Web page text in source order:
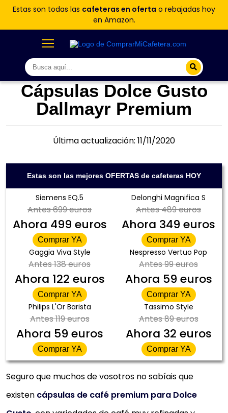
Estas son todas las cafeteras en oferta o rebajadas hoy
en Amazon.
Cápsulas Dolce Gusto
Dallmayr Premium
Última actualización: 11/11/2020
Estas son las mejores OFERTAS de cafeteras HOY
Siemens EQ.5
Antes699 euros
Ahora 499 euros
Comprar YA
Delonghi Magnifica S
Antes489 euros
Ahora 349 euros
Comprar YA
Gaggia Viva Style
Antes138 euros
Ahora 122 euros
Comprar YA
Nespresso Vertuo Pop
Antes99 euros
Ahora 59 euros
Comprar YA
Philips L'Or Barista
Antes119 euros
Ahora 59 euros
Comprar YA
Tassimo Style
Antes89 euros
Ahora 32 euros
Comprar YA
Seguro que muchos de vosotros no sabíais que
existen cápsulas de café premium para Dolce